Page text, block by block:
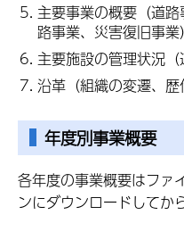
主要事業の概要（道
路事業、災害復旧事業）
主要施設の管理状況（
沿革（組織の変遷、歴
年度別事業概要
各年度の事業概要はファ
ンにダウンロードしてか